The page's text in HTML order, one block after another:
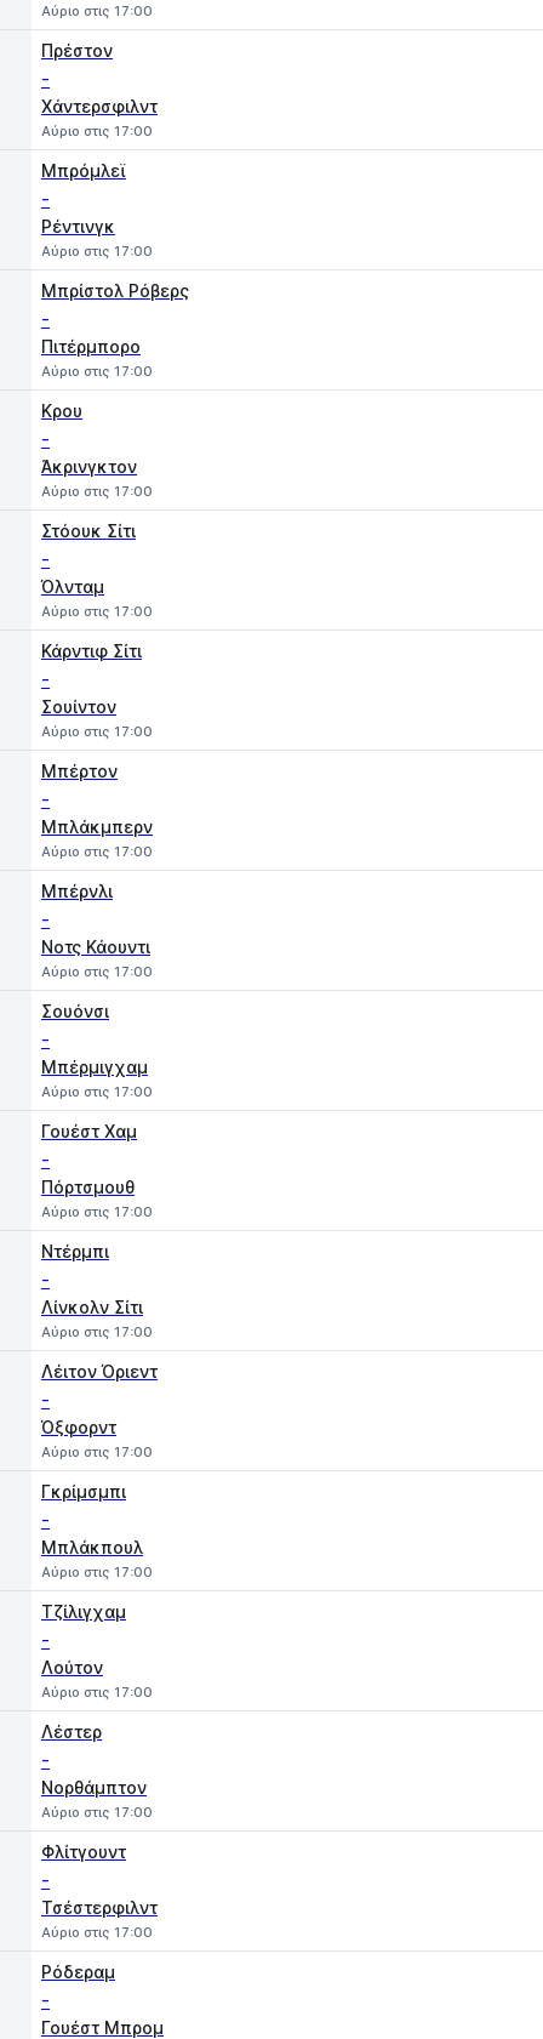
Αύριο στις 17:00
Πρέστον
-
Χάντερσφιλντ
Αύριο στις 17:00
Μπρόμλεϊ
-
Ρέντινγκ
Αύριο στις 17:00
Μπρίστολ Ρόβερς
-
Πιτέρμπορο
Αύριο στις 17:00
Κρου
-
Άκρινγκτον
Αύριο στις 17:00
Στόουκ Σίτι
-
Όλνταμ
Αύριο στις 17:00
Κάρντιφ Σίτι
-
Σουίντον
Αύριο στις 17:00
Μπέρτον
-
Μπλάκμπερν
Αύριο στις 17:00
Μπέρνλι
-
Νοτς Κάουντι
Αύριο στις 17:00
Σουόνσι
-
Μπέρμιγχαμ
Αύριο στις 17:00
Γουέστ Χαμ
-
Πόρτσμουθ
Αύριο στις 17:00
Ντέρμπι
-
Λίνκολν Σίτι
Αύριο στις 17:00
Λέιτον Όριεντ
-
Όξφορντ
Αύριο στις 17:00
Γκρίμσμπι
-
Μπλάκπουλ
Αύριο στις 17:00
Τζίλιγχαμ
-
Λούτον
Αύριο στις 17:00
Λέστερ
-
Νορθάμπτον
Αύριο στις 17:00
Φλίτγουντ
-
Τσέστερφιλντ
Αύριο στις 17:00
Ρόδεραμ
-
Γουέστ Μπρομ